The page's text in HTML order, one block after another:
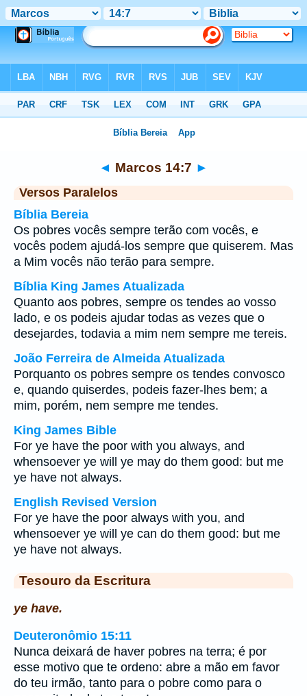
◄ Marcos 14:7 ►
Versos Paralelos
Bíblia Bereia
Os pobres vocês sempre terão com vocês, e
vocês podem ajudá-los sempre que quiserem. Mas
a Mim vocês não terão para sempre.
Bíblia King James Atualizada
Quanto aos pobres, sempre os tendes ao vosso
lado, e os podeis ajudar todas as vezes que o
desejardes, todavia a mim nem sempre me tereis.
João Ferreira de Almeida Atualizada
Porquanto os pobres sempre os tendes convosco
e, quando quiserdes, podeis fazer-lhes bem; a
mim, porém, nem sempre me tendes.
King James Bible
For ye have the poor with you always, and
whensoever ye will ye may do them good: but me
ye have not always.
English Revised Version
For ye have the poor always with you, and
whensoever ye will ye can do them good: but me
ye have not always.
Tesouro da Escritura
ye have.
Deuteronômio 15:11
Nunca deixará de haver pobres na terra; é por
esse motivo que te ordeno: abre a mão em favor
do teu irmão, tanto para o pobre como para o